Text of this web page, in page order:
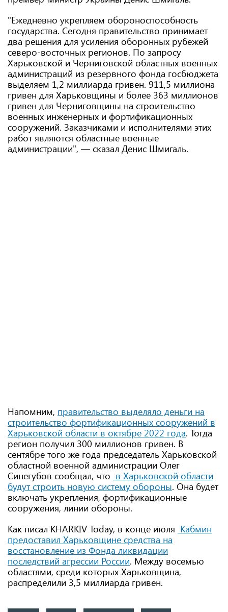
"Ежедневно укрепляем обороноспособность
государства. Сегодня правительство принимает
два решения для усиления оборонных рубежей
северо-восточных регионов. По запросу
Харьковской и Черниговской областных военных
администраций из резервного фонда госбюджета
выделяем 1,2 миллиарда гривен. 911,5 миллиона
гривен для Харьковщины и более 363 миллионов
гривен для Черниговщины на строительство
военных инженерных и фортификационных
сооружений. Заказчиками и исполнителями этих
работ являются областные военные
администрации", — сказал Денис Шмигаль.
Напомним, правительство выделяло деньги на
строительство фортификационных сооружений в
Харьковской области в октябре 2022 года. Тогда
регион получил 300 миллионов гривен. В
сентябре того же года председатель Харьковской
областной военной администрации Олег
Синегубов сообщал, что в Харьковской области
будут строить новую систему обороны. Она будет
включать укрепления, фортификационные
сооружения, линии обороны.
Как писал KHARKIV Today, в конце июля Кабмин
предоставил Харьковщине средства на
восстановление из Фонда ликвидации
последствий агрессии России. Между восемью
областями, среди которых Харьковщина,
распределили 3,5 миллиарда гривен.